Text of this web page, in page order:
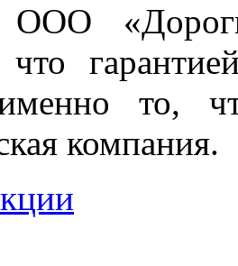
ООО
что
то,
компания.